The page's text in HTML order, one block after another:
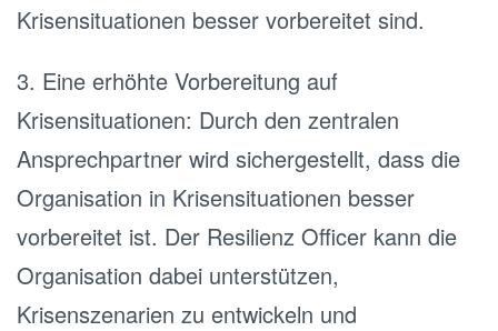
Krisensituationen besser vorbereitet sind.
3. Eine erhöhte Vorbereitung auf
Krisensituationen: Durch den zentralen
Ansprechpartner wird sichergestellt, dass die
Organisation in Krisensituationen besser
vorbereitet ist. Der Resilienz Officer kann die
Organisation dabei unterstützen,
Krisenszenarien zu entwickeln und